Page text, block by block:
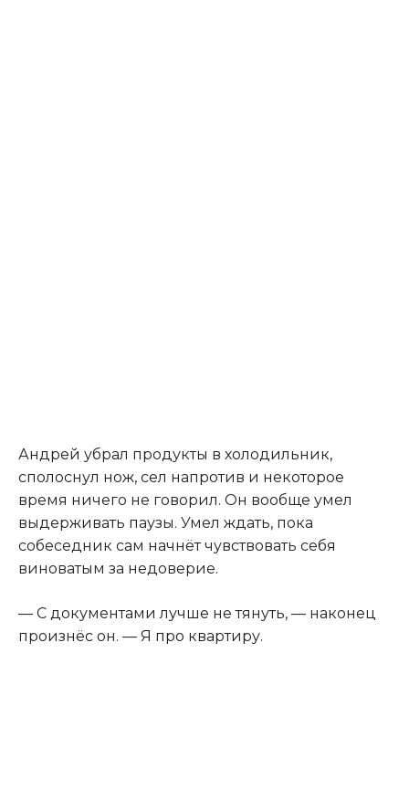
Андрей убрал продукты в холодильник,
сполоснул нож, сел напротив и некоторое
время ничего не говорил. Он вообще умел
выдерживать паузы. Умел ждать, пока
собеседник сам начнёт чувствовать себя
виноватым за недоверие.
— С документами лучше не тянуть, — наконец
произнёс он. — Я про квартиру.